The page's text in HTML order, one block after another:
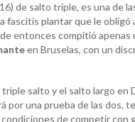
de salto triple, es una de
fascitis plantar que le obligó
entonces compitió apenas
en Bruselas, con un
salto y el salto largo en
por una prueba de las dos,
de competir con